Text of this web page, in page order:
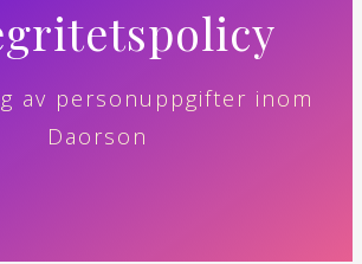
av personuppgifter inom
Daorson